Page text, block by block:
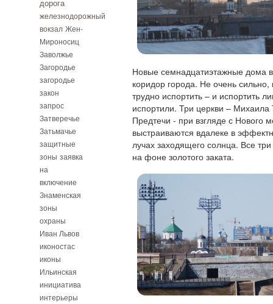
дорога
железнодорожный
вокзал Жен-
Мироносиц
Заволжье
Загородье
загородье
закон
запрос
Затверечье
Затьмачье
защитные
зоны заявка
на
включение
Знаменская
зоны
охраны
Иван Львов
иконостас
иконы
Ильинская
инициатива
интерьеры
Новые семнадцатиэтажные дома
коридор города. Не очень
трудно испортить – и испортить
испортили. Три церкви –
Предтечи - при взгляде с Нового
выстраиваются вдалеке в
лучах заходящего солнца. Все
на фоне золотого заката.